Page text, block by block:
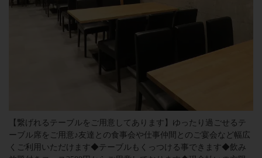
【繋げれるテーブルをご用意してあります】ゆったり過ごせるテ
ーブル席をご用意♪友達との食事会や仕事仲間とのご宴会など幅広
くご利用いただけます◆テーブルもくっつける事できます◆飲み